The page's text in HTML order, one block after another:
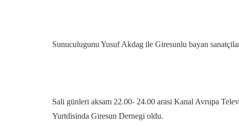
Sunuculugunu Yusuf Akdag ile Giresunlu bayan
Sali günleri aksam 22.00- 24.00 arasi Kanal Avrupa
Yurtdisinda Giresun Dernegi oldu.